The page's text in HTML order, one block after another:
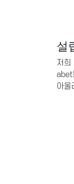
설
저희
abet
아울